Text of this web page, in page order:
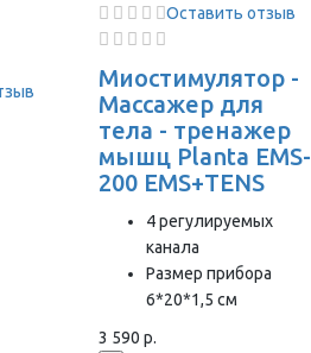
Оставить отзыв
Миостимулятор -
Массажер для
тела - тренажер
мышц Planta EMS-
200 EMS+TENS
4 регулируемых
канала
Размер прибора
6*20*1,5 см
3 590 р.